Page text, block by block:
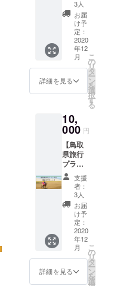
ご覧く
ださ
い！ ※
使用期
2021年
6月30日
ゲテよ
り、先
生全員
から心
を込め
たお礼
の動画
を贈ら
させて
えて、
ご支援
いただ
いた方
のお名
前を、
ドゥマ
ゲテの
SPEA校
舎とHP
に掲載
させて
いただ
きま
す。お
名前を
備考欄
ト付】
セブ島
No.1ゲ
ストハ
ウス
オー
ナー小
泉が、
ヒアリ
ングし
ただけ
の安全
で最高
な旅を
プロ
デュー
スしま
す＊ 初
めて訪
れる国
だと不
安も
いっぱ
いです
よね。
そこ
で、滞
3人
お届
け予
定：
2020
年12
月
詳細を見る
こ
の
リ
タ
ー
ン
を
選
択
す
る
10,
000 円
【鳥取
県旅行
プラン
作成 +
滞在中
サポー
ト付】
国内留
学を鳥
取で開
催する
鳥取県
出身の
大塚
が、ヒ
支援
者：
3人
お届
け予
定：
2020
年12
月
詳細を見る
こ
の
リ
タ
ー
ン
を
選